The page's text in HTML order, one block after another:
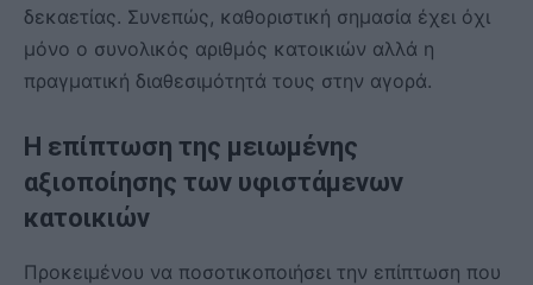
δεκαετίας. Συνεπώς, καθοριστική σημασία έχει όχι
μόνο ο συνολικός αριθμός κατοικιών αλλά η
πραγματική διαθεσιμότητά τους στην αγορά.
Η επίπτωση της μειωμένης
αξιοποίησης των υφιστάμενων
κατοικιών
Προκειμένου να ποσοτικοποιήσει την επίπτωση που